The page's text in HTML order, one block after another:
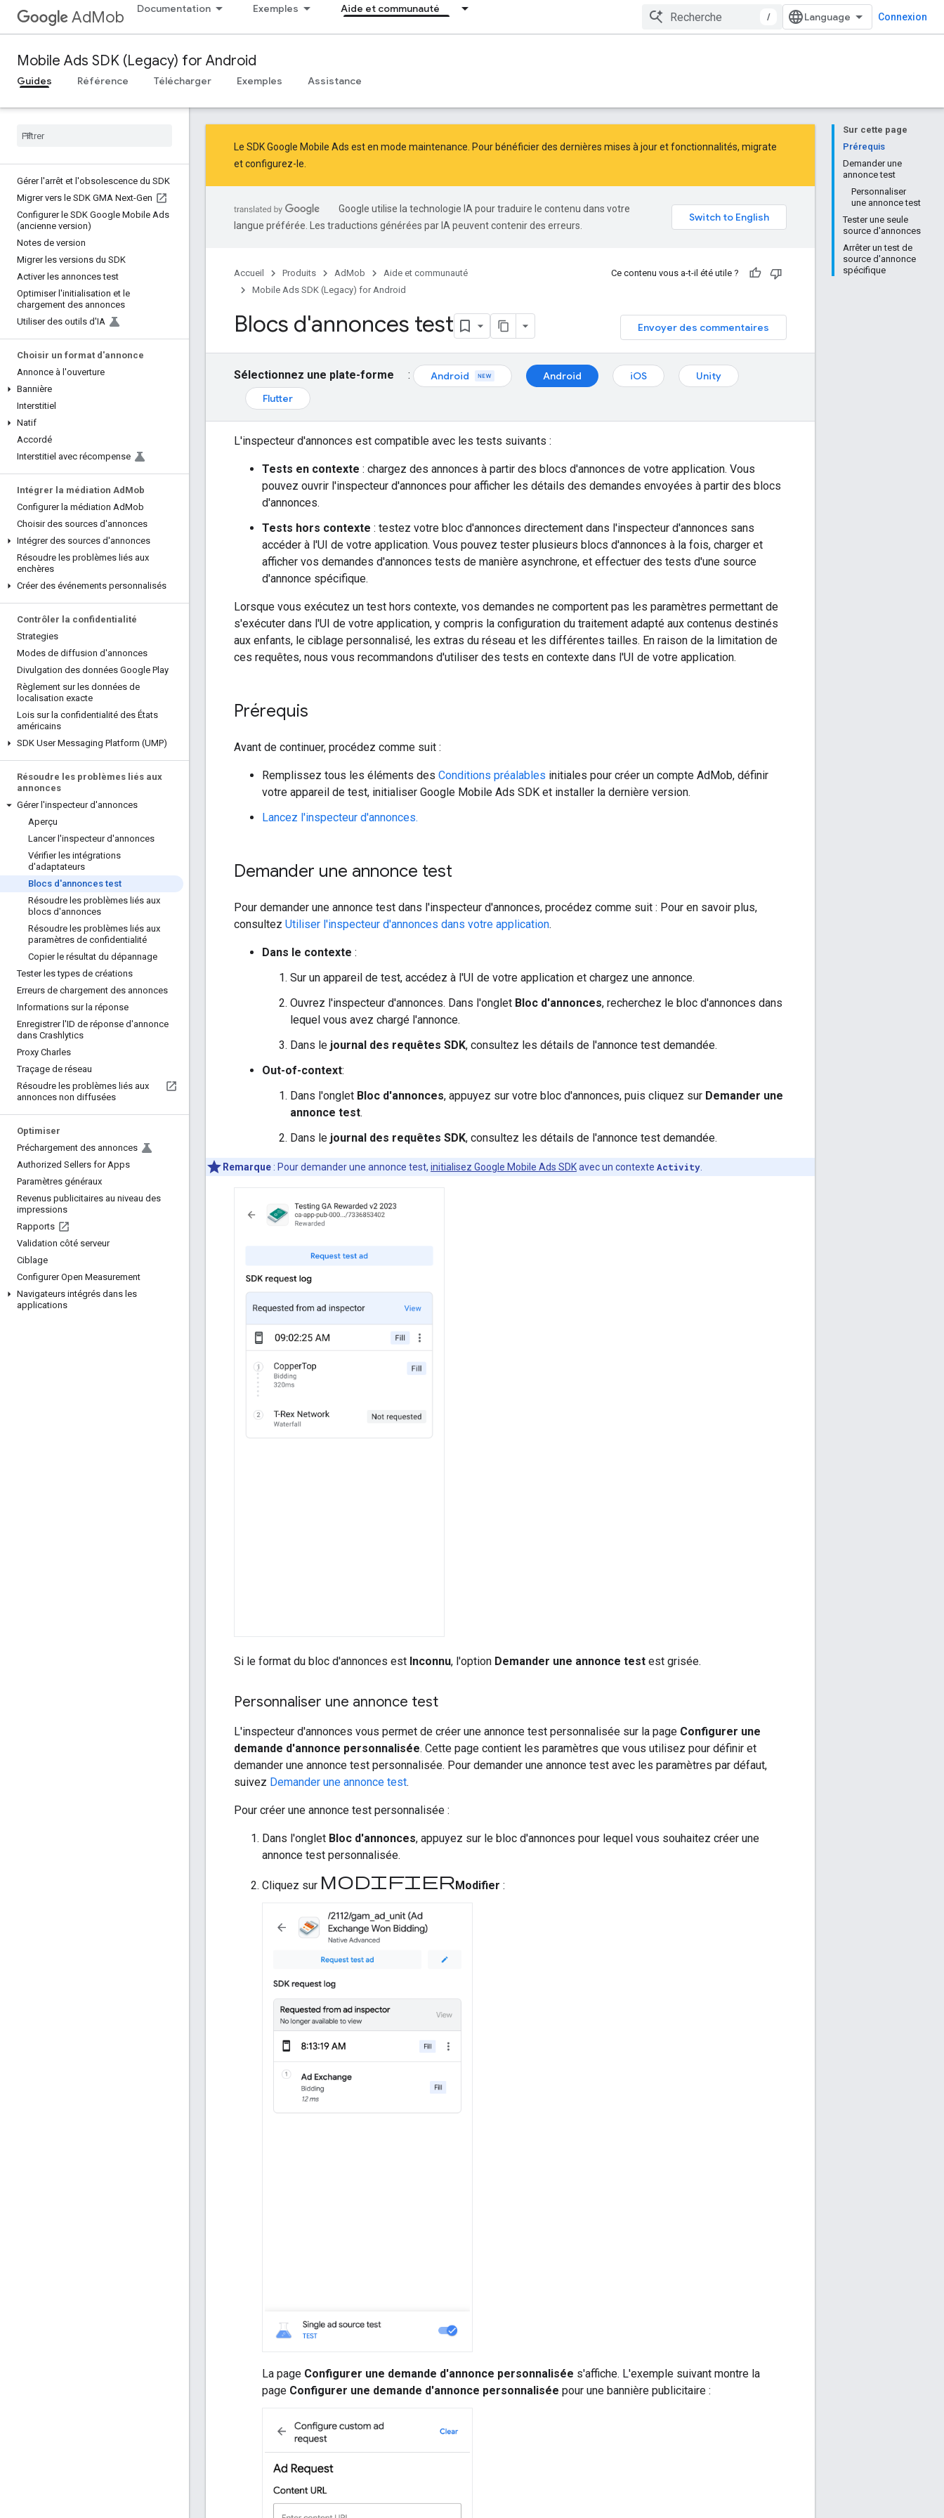
AdMob Documentation Exemples Aide et communauté
/ Connexion
Mobile Ads SDK (Legacy) for Android
Guides Référence Télécharger Exemples Assistance
Gérer l'arrêt et l'obsolescence du SDK
Migrer vers le SDK GMA Next-Gen
Configurer le SDK Google Mobile Ads
(ancienne version)
Notes de version
Migrer les versions du SDK
Activer les annonces test
Optimiser l'initialisation et le
chargement des annonces
Utiliser des outils d'IA
Choisir un format d'annonce
Annonce à l'ouverture
Bannière
Interstitiel
Natif
Accordé
Interstitiel avec récompense
Intégrer la médiation Ad Mob
Configurer la médiation AdMob
Choisir des sources d'annonces
Intégrer des sources d'annonces
Résoudre les problèmes liés aux
enchères
Créer des événements personnalisés
Contrôler la confidentialité
Strategies
Modes de diffusion d'annonces
Divulgation des données Google Play
Règlement sur les données de
localisation exacte
Lois sur la confidentialité des États
américains
SDK User Messaging Platform (UMP)
Résoudre les problèmes liés aux
annonces
Gérer l'inspecteur d'annonces
Aperçu
Lancer l'inspecteur d'annonces
Vérifier les intégrations
d'adaptateurs
Blocs d'annonces test
Résoudre les problèmes liés aux
blocs d'annonces
Résoudre les problèmes liés aux
paramètres de confidentialité
Copier le résultat du dépannage
Tester les types de créations
Erreurs de chargement des annonces
Informations sur la réponse
Enregistrer l'ID de réponse d'annonce
dans Crashlytics
Proxy Charles
Traçage de réseau
Résoudre les problèmes liés aux
annonces non diffusées
Optimiser
Préchargement des annonces
Authorized Sellers for Apps
Paramètres généraux
Revenus publicitaires au niveau des
impressions
Rapports
Validation côté serveur
Ciblage
Configurer Open Measurement
Navigateurs intégrés dans les
applications
Sur cette page
Prérequis
Demander une
annonce test
Personnaliser
une annonce test
Tester une seule
source d'annonces
Arrêter un test de
source d'annonce
spécifique
Le SDK Google Mobile Ads est en mode maintenance. Pour bénéficier des dernières mises à jour et fonctionnalités, migrate
etconfigurez-le
Google utilise la technologie IA pour traduire le contenu dans votre
langue préférée. Les traductions générées par IA peuvent contenir des erreurs.
Accueil Produits AdMob
Aide et communauté
Mobile Ads SDK (Legacy) for Android
Ce contenu vous a-t-il été utile ?
Envoyer des commentaires
Blocs d'annonces test
Sélectionnez une plate-forme : Android Android iOS
Unity
Flutter
L'inspecteur d'annonces est compatible avec les tests suivants :
Tests en contexte : chargez des annonces à partir des blocs d'annonces de votre application. Vous
pouvez ouvrir l'inspecteur d'annonces pour afficher les détails des demandes envoyées à partir des blocs
d'annonces.
Tests hors contexte : testez votre bloc d'annonces directement dans l'inspecteur d'annonces sans
accéder à l'UI de votre application. Vous pouvez tester plusieurs blocs d'annonces à la fois, charger et
afficher vos demandes d'annonces tests de manière asynchrone, et effectuer des tests d'une source
d'annonce spécifique.
Lorsque vous exécutez un test hors contexte, vos demandes ne comportent pas les paramètres permettant de
s'exécuter dans l'UI de votre application, y compris la configuration du traitement adapté aux contenus destinés
aux enfants, le ciblage personnalisé, les extras du réseau et les différentes tailles. En raison de la limitation de
ces requêtes, nous vous recommandons d'utiliser des tests en contexte dans l'UI de votre application.
Prérequis
Avant de continuer, procédez comme suit :
Remplissez tous les éléments des Conditions préalables initiales pour créer un compte AdMob, définir
votre appareil de test, initialiser Google Mobile Ads SDK et installer la dernière version.
Lancez l'inspecteur d'annonces.
Demander une annonce test
Pour demander une annonce test dans l'inspecteur d'annonces, procédez comme suit : Pour en savoir plus,
consultez Utiliser l'inspecteur d'annonces dans votre application.
Dans le contexte :
Sur un appareil de test, accédez à l'UI de votre application et chargez une annonce.
Ouvrez l'inspecteur d'annonces. Dans l'onglet Bloc d'annonces, recherchez le bloc d'annonces dans
lequel vous avez chargé l'annonce.
Dans le journal des requêtes SDK, consultez les détails de l'annonce test demandée.
Out-of-context:
Dans l'onglet Bloc d'annonces, appuyez sur votre bloc d'annonces, puis cliquez sur Demander une
annonce test.
Dans le journal des requêtes SDK, consultez les détails de l'annonce test demandée.
Remarque : Pour demander une annonce test, initialisez Google Mobile Ads SDKavec un contexte Activity
Si le format du bloc d'annonces est Inconnu, l'option Demander une annonce test est grisée.
Personnaliser une annonce test
L'inspecteur d'annonces vous permet de créer une annonce test personnalisée sur la page Configurer une
demande d'annonce personnalisée. Cette page contient les paramètres que vous utilisez pour définir et
demander une annonce test personnalisée. Pour demander une annonce test avec les paramètres par défaut,
suivez Demander une annonce test.
Pour créer une annonce test personnalisée :
Dans l'onglet Bloc d'annonces, appuyez sur le bloc d'annonces pour lequel vous souhaitez créer une
annonce test personnalisée.
Cliquez sur ModifierModifier :
La page Configurer une demande d'annonce personnalisée s'affiche. L'exemple suivant montre la
page Configurer une demande d'annonce personnalisée pour une bannière publicitaire :